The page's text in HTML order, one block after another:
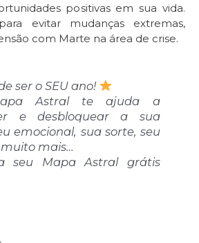
positivas em sua vida.
evitar mudanças extremas,
com Marte na área de crise.
ser o SEU ano!
Astral te ajuda a
e desbloquear a sua
emocional, sua sorte, seu
mais…
seu Mapa Astral grátis